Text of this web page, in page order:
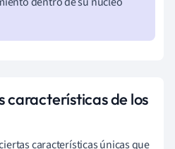
características de los
características únicas que